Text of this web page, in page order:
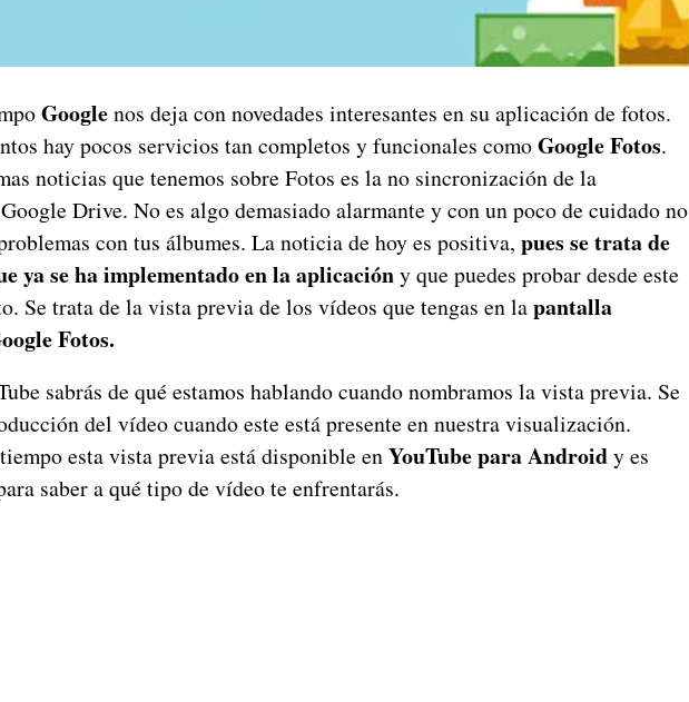
Googlenos deja con novedades interesantes en su aplicación de fotos.
hay pocos servicios tan completos y funcionales comoGoogle Fotos.
noticias que tenemos sobre Fotos es la no sincronización de la
Drive. No es algo demasiado alarmante y con un poco de cuidado no
con tus álbumes. La noticia de hoy es positiva, pues se trata de
ya se ha implementado en la aplicacióny que puedes probar desde este
Se trata de la vista previa de los vídeos que tengas en lapantalla
Fotos.
sabrás de qué estamos hablando cuando nombramos la vista previa. Se
del vídeo cuando este está presente en nuestra visualización.
esta vista previa está disponible enYouTube para Androidy es
saber a qué tipo de vídeo te enfrentarás.